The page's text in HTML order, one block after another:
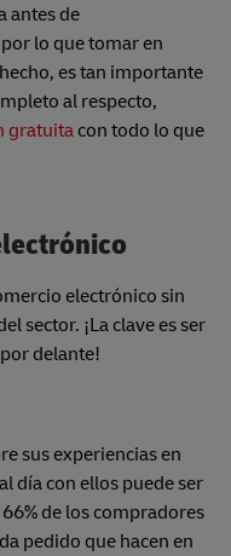
antes de
por lo que tomar en
es tan importante
al respecto,
gratuita con todo lo que
electrónico sin
sector. ¡La clave es ser
delante!
sus experiencias en
día con ellos puede ser
de los compradores
pedido que hacen en